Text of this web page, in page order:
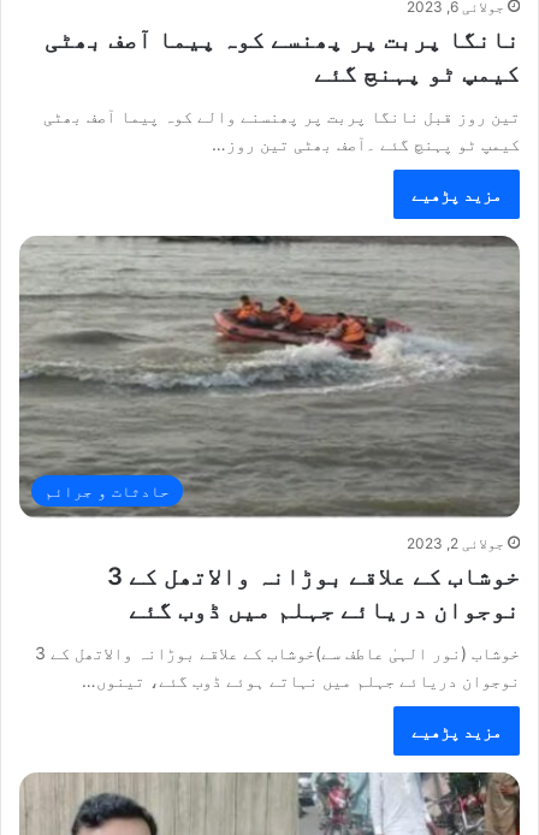
جولائی 6, 2023
نانگا پربت پر پھنسے کوہ پیما آصف بھٹی
کیمپ ٹو پہنچ گئے
تین روز قبل نانگا پربت پر پھنسنے والے کوہ پیما آصف بھٹی
کیمپ ٹو پہنچ گئے ۔آصف بھٹی تین روز…
مزید پڑھیے
حادثات و جرائم
جولائی 2, 2023
خوشاب کے علاقے بوڑانہ والاتھل کے 3
نوجوان دریائے جہلم میں ڈوب گئے
خوشاب (نور الہیٰ عاطف سے)خوشاب کے علاقے بوڑانہ والاتھل کے 3
نوجوان دریائے جہلم میں نہاتے ہوئے ڈوب گئے، تینوں…
مزید پڑھیے